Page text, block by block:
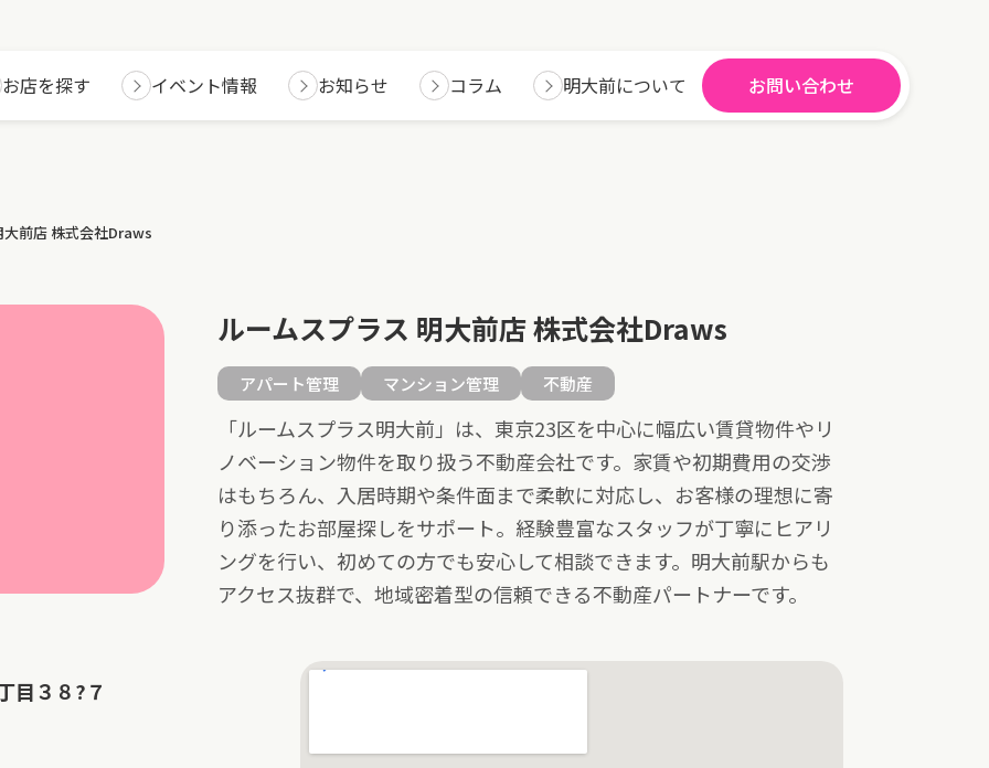
お店を探す イベント情報 お知らせ コラム 明大前について お問い合わせ
前店 株式会社Draws
ルームスプラス 明大前店 株式会社Draws
アパート管理 マンション管理 不動産
「ルームスプラス明大前」は、東京23区を中心に幅広い賃貸物件やリ
ノベーション物件を取り扱う不動産会社です。家賃や初期費用の交渉
はもちろん、入居時期や条件面まで柔軟に対応し、お客様の理想に寄
り添ったお部屋探しをサポート。経験豊富なスタッフが丁寧にヒアリ
ングを行い、初めての方でも安心して相談できます。明大前駅からも
アクセス抜群で、地域密着型の信頼できる不動産パートナーです。
目３８?７